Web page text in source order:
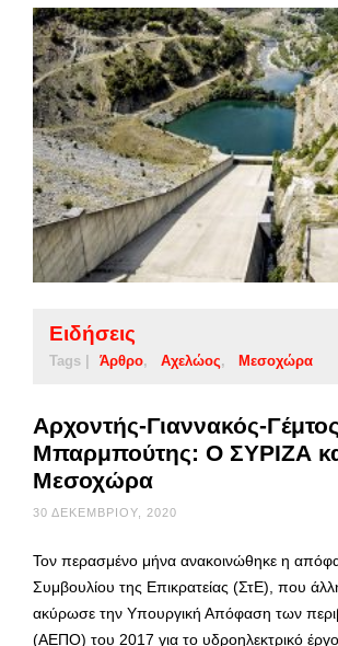
Ειδήσεις
Tags | Άρθρο Αχελώος Μεσοχώρα
Αρχοντής-Γιαννακός-
Μπαρμπούτης: Ο ΣΥΡΙΖΑ
Μεσοχώρα
30 ΔΕΚΕΜΒΡΊΟΥ, 2020
Τον περασμένο μήνα ανακοινώθηκε η
Συμβουλίου της Επικρατείας (ΣτΕ), που
ακύρωσε την Υπουργική Απόφαση των
(ΑΕΠΟ) του 2017 για το υδροηλεκτρικό